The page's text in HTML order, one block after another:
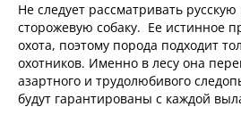
Не следует рассматривать
сторожевую собаку. Ее истинное
охота, поэтому порода подходит
охотников. Именно в лесу она
азартного и трудолюбивого
будут гарантированы с каждой